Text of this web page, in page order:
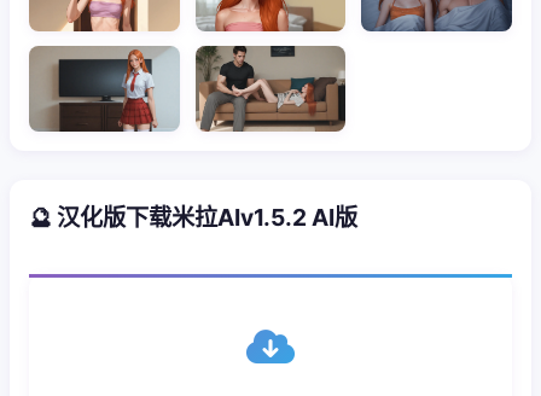
🔮 汉化版下载米拉AIv1.5.2 AI版